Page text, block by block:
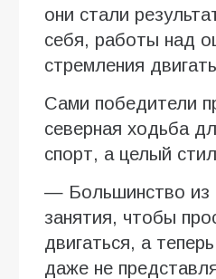
они стали
себя, работы над
стремления
Сами победители
северная ходьба
спорт, а целый
— Большинство из
занятия, чтобы
двигаться, а
даже не